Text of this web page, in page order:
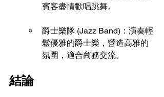
賓客盡情歡唱跳舞。
爵士樂隊 (Jazz Band)：演奏輕
鬆優雅的爵士樂，營造高雅的
氛圍，適合商務交流。
結論